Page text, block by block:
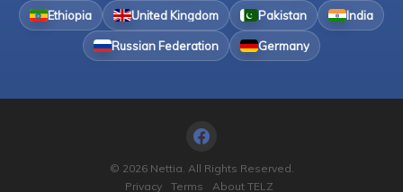
Ethiopia United Kingdom Pakistan India
Russian Federation Germany
© 2026 Nettia. All Rights Reserved.
Privacy
Terms About TELZ